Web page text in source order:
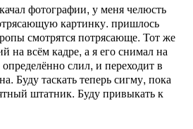
фотографии, у меня челюсть
картинку. пришлось
смотрятся потрясающе. Тот же
на всём кадре, а я его снимал на
слил, и переходит в
Буду таскать теперь сигму, пока
штатник. Буду привыкать к